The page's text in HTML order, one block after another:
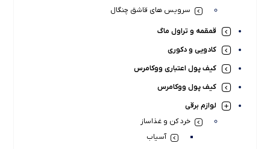
سرویس های قاشق چنگال
قمقمه و تراول ماگ
کادویی و دکوری
کیف پول اعتباری ووکامرس
کیف پول ووکامرس
لوازم برقی
خرد کن و غذاساز
آسیاب